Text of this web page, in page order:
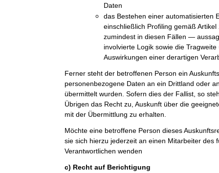
Daten
das Bestehen einer automatisierten
einschließlich Profiling gemäß
zumindest in diesen Fällen —
involvierte Logik sowie die
Auswirkungen einer derartigen
Ferner steht der betroffenen Person ein
personenbezogene Daten an ein Drittland oder
übermittelt wurden. Sofern dies der Fallist, so
Übrigen das Recht zu, Auskunft über die
mit der Übermittlung zu erhalten.
Möchte eine betroffene Person dieses
sie sich hierzu jederzeit an einen Mitarbeiter des
Verantwortlichen wenden
c) Recht auf Berichtigung